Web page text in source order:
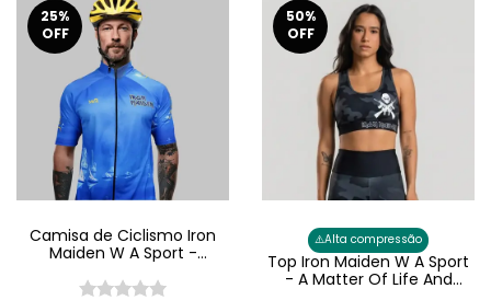
25%
OFF
Camisa de Ciclismo Iron
Maiden W A Sport -
Son
50%
OFF
⚠️Alta compressão
Top Iron Maiden W A Sport
- A Matter Of Life And